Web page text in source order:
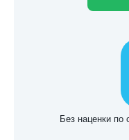
Без наценки по